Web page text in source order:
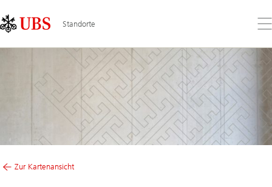
Links
Area
Standorte
Sie
Zur Kartenansicht